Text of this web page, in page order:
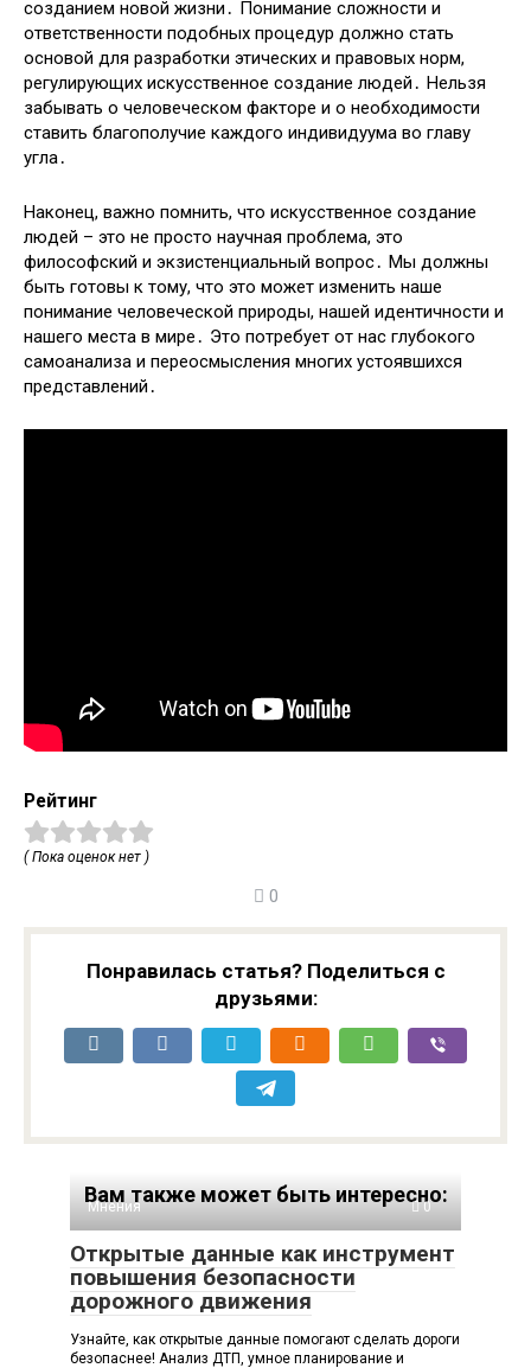
созданием новой жизни․ Понимание сложности и
ответственности подобных процедур должно стать
основой для разработки этических и правовых норм,
регулирующих искусственное создание людей․ Нельзя
забывать о человеческом факторе и о необходимости
ставить благополучие каждого индивидуума во главу
угла․
Наконец, важно помнить, что искусственное создание
людей – это не просто научная проблема, это
философский и экзистенциальный вопрос․ Мы должны
быть готовы к тому, что это может изменить наше
понимание человеческой природы, нашей идентичности и
нашего места в мире․ Это потребует от нас глубокого
самоанализа и переосмысления многих устоявшихся
представлений․
Рейтинг
( Пока оценок нет )
0
Понравилась статья? Поделиться с
друзьями:
Вам также может быть интересно:
Мнения 0
Открытые данные как инструмент
повышения безопасности
дорожного движения
Узнайте, как открытые данные помогают сделать дороги
безопаснее! Анализ ДТП, умное планирование и